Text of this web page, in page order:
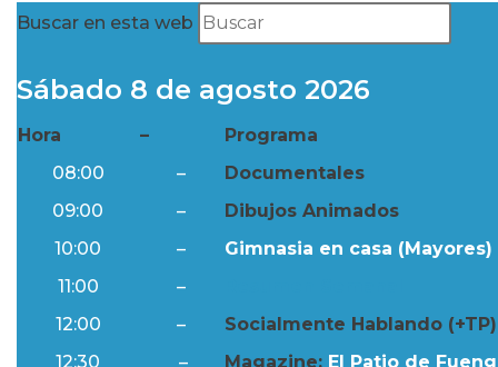
Buscar en esta web
Sábado 8 de agosto 2026
Hora –
Programa
08:00
–
Documentales
09:00
–
Dibujos Animados
10:00
–
Gimnasia en casa (Mayores)
11:00
–
12:00
–
Socialmente Hablando (+TP)
12:30
– Magazine: El Patio de